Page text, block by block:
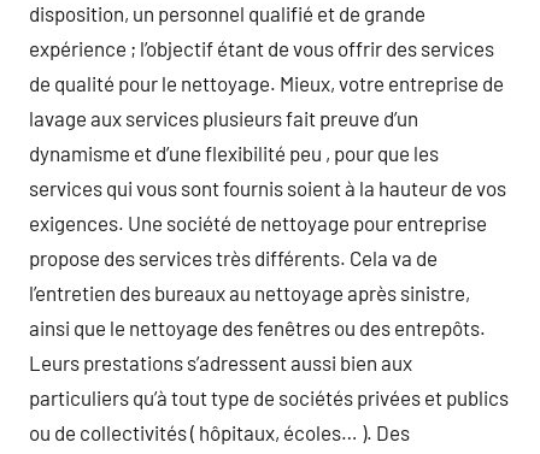
disposition, un personnel qualifié et de grande
expérience ; l’objectif étant de vous offrir des services
de qualité pour le nettoyage. Mieux, votre entreprise de
lavage aux services plusieurs fait preuve d’un
dynamisme et d’une flexibilité peu , pour que les
services qui vous sont fournis soient à la hauteur de vos
exigences. Une société de nettoyage pour entreprise
propose des services très différents. Cela va de
l’entretien des bureaux au nettoyage après sinistre,
ainsi que le nettoyage des fenêtres ou des entrepôts.
Leurs prestations s’adressent aussi bien aux
particuliers qu’à tout type de sociétés privées et publics
ou de collectivités ( hôpitaux, écoles… ). Des